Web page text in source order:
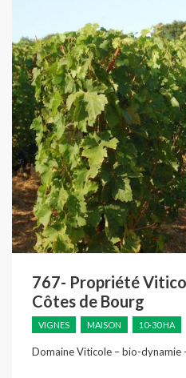
767- Propriété
Côtes de Bourg
VIGNES MAISON 10-30 HA
Domaine Viticole – bio-dynamie